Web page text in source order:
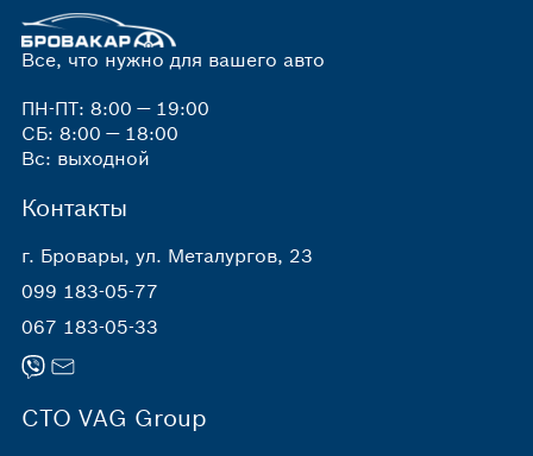
Все, что нужно для вашего авто
ПН-ПТ: 8:00 — 19:00
СБ: 8:00 — 18:00
Вс: выходной
Контакты
г. Бровары, ул. Металургов, 23
099 183-05-77
067 183-05-33
СТО VAG Group